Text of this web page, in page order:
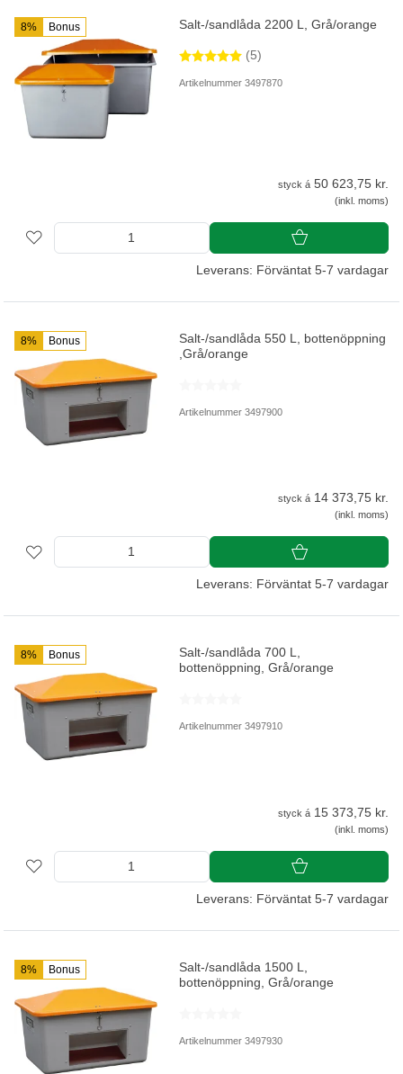
8% Bonus Salt-/sandlåda 2200 L, Grå/orange
(5)
Artikelnummer 3497870
styck á 50 623,75 kr.
(inkl. moms)
Leverans: Förväntat 5-7 vardagar
8% Bonus
Salt-/sandlåda 550 L, bottenöppning
,Grå/orange
Artikelnummer 3497900
styck á 14 373,75 kr.
(inkl. moms)
Leverans: Förväntat 5-7 vardagar
8% Bonus
Salt-/sandlåda 700 L,
bottenöppning, Grå/orange
Artikelnummer 3497910
styck á 15 373,75 kr.
(inkl. moms)
Leverans: Förväntat 5-7 vardagar
8% Bonus
Salt-/sandlåda 1500 L,
bottenöppning, Grå/orange
Artikelnummer 3497930